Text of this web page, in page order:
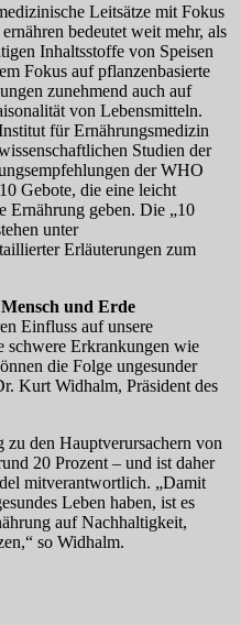
Leitsätze mit Fokus
bedeutet weit mehr, als
Inhaltsstoffe von Speisen
Fokus auf pflanzenbasierte
zunehmend auch auf
von Lebensmitteln.
für Ernährungsmedizin
Studien der
der WHO
Gebote, die eine leicht
Ernährung geben. Die „10
unter
Erläuterungen zum
und Erde
Einfluss auf unsere
schwere Erkrankungen wie
die Folge ungesunder
Kurt Widhalm, Präsident des
den Hauptverursachern von
20 Prozent – und ist daher
mitverantwortlich. „Damit
Leben haben, ist es
auf Nachhaltigkeit,
so Widhalm.